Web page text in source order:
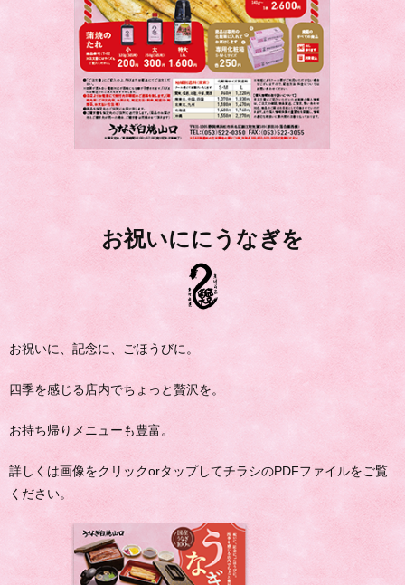
お祝いににうなぎを
お祝いに、記念に、ごほうびに。
四季を感じる店内でちょっと贅沢を。
お持ち帰りメニューも豊富。
詳しくは画像をクリックorタップしてチラシのPDFファイルをご覧
ください。